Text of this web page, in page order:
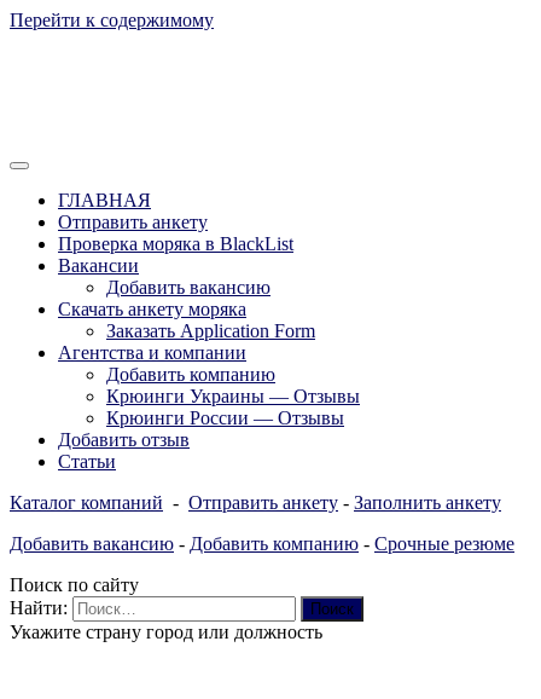
Перейти к содержимому
Рассылка
Вакансии для моряков. Работа для
моряков в море. Каталог крюинговых
компаний и морских агентств
Украины, России, Европы и Всего
мира. Отзывы, Контакты, Работа,
Вакансии для моряков. Рассылка
апликашки CV application form
ГЛАВНАЯ
Отправить анкету
Проверка моряка в BlackList
Вакансии
Добавить вакансию
Скачать анкету моряка
Заказать Application Form
Агентства и компании
Добавить компанию
Крюинги Украины — Отзывы
Крюинги России — Отзывы
Добавить отзыв
Статьи
Каталог компаний - Отправить анкету - Заполнить анкету
Добавить вакансию - Добавить компанию - Срочные резюме
Поиск по сайту
Найти:
Укажите страну город или должность